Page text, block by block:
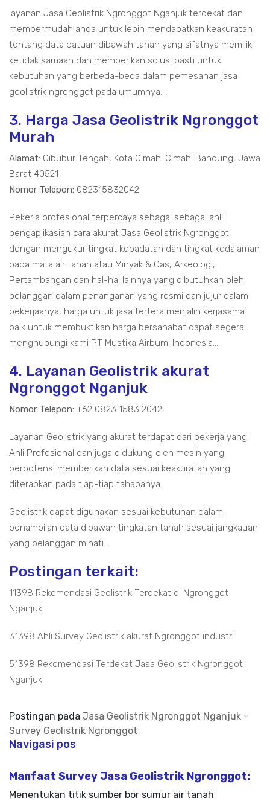
layanan Jasa Geolistrik Ngronggot Nganjuk terdekat dan
mempermudah anda untuk lebih mendapatkan keakuratan
tentang data batuan dibawah tanah yang sifatnya memiliki
ketidak samaan dan memberikan solusi pasti untuk
kebutuhan yang berbeda-beda dalam pemesanan jasa
geolistrik ngronggot pada umumnya...
3. Harga Jasa Geolistrik Ngronggot
Murah
Alamat: Cibubur Tengah, Kota Cimahi Cimahi Bandung, Jawa
Barat 40521
Nomor Telepon: 082315832042
Pekerja profesional terpercaya sebagai sebagai ahli
pengaplikasian cara akurat Jasa Geolistrik Ngronggot
dengan mengukur tingkat kepadatan dan tingkat kedalaman
pada mata air tanah atau Minyak & Gas, Arkeologi,
Pertambangan dan hal-hal lainnya yang dibutuhkan oleh
pelanggan dalam penanganan yang resmi dan jujur dalam
pekerjaanya, harga untuk jasa tertera menjalin kerjasama
baik untuk membuktikan harga bersahabat dapat segera
menghubungi kami PT Mustika Airbumi Indonesia...
4. Layanan Geolistrik akurat
Ngronggot Nganjuk
Nomor Telepon: +62 0823 1583 2042
Layanan Geolistrik yang akurat terdapat dari pekerja yang
Ahli Profesional dan juga didukung oleh mesin yang
berpotensi memberikan data sesuai keakuratan yang
diterapkan pada tiap-tiap tahapanya.
Geolistrik dapat digunakan sesuai kebutuhan dalam
penampilan data dibawah tingkatan tanah sesuai jangkauan
yang pelanggan minati...
Postingan terkait:
11398 Rekomendasi Geolistrik Terdekat di Ngronggot
Nganjuk
31398 Ahli Survey Geolistrik akurat Ngronggot industri
51398 Rekomendasi Terdekat Jasa Geolistrik Ngronggot
Nganjuk
Postingan pada Jasa Geolistrik Ngronggot Nganjuk -
Survey Geolistrik Ngronggot
Navigasi pos
Manfaat Survey Jasa Geolistrik Ngronggot:
Menentukan titik sumber bor sumur air tanah